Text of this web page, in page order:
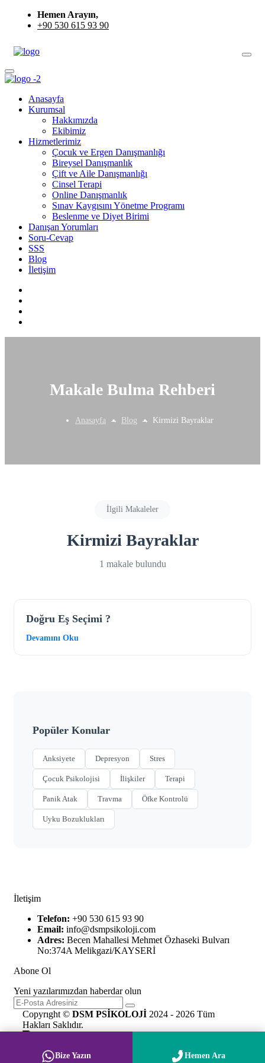
Hemen Arayın,
+90 530 615 93 90
Anasayfa
Kurumsal
Hakkımızda
Ekibimiz
Hizmetlerimiz
Çocuk ve Ergen Danışmanlığı
Bireysel Danışmanlık
Çift ve Aile Danışmanlığı
Cinsel Terapi
Online Danışmanlık
Sınav Kaygısını Yönetme Programı
Beslenme ve Diyet Birimi
Danışan Yorumları
Soru-Cevap
SSS
Blog
İletişim
Makale Bulma Rehberi
Anasayfa Blog Kirmizi Bayraklar
İlgili Makaleler
Kirmizi Bayraklar
1 makale bulundu
Doğru Eş Seçimi ?
Devamını Oku
Popüler Konular
Anksiyete Depresyon Stres
Çocuk Psikolojisi İlişkiler Terapi
Panik Atak Travma Öfke Kontrolü
Uyku Bozuklukları
İletişim
Telefon: +90 530 615 93 90
Email: info@dsmpsikoloji.com
Adres: Becen Mahallesi Mehmet Özhaseki Bulvarı
No:374A Melikgazi/KAYSERİ
Abone Ol
Yeni yazılarımızdan haberdar olun
Copyrıght © DSM PSİKOLOJİ 2024 - 2026 Tüm
Hakları Saklıdır.
Bize Yazın Hemen Ara